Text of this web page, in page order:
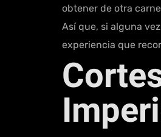
obtener de otra
Así que, si alguna
experiencia que